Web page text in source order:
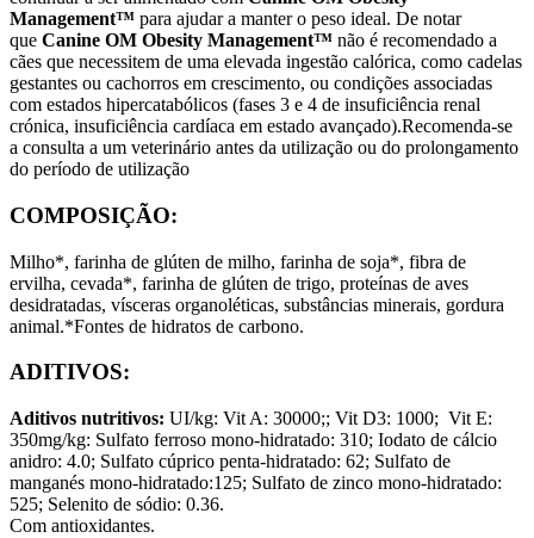
Management™ para ajudar a manter o peso ideal. De notar
que Canine OM Obesity Management™ não é recomendado a
cães que necessitem de uma elevada ingestão calórica, como cadelas
gestantes ou cachorros em crescimento, ou condições associadas
com estados hipercatabólicos (fases 3 e 4 de insuficiência renal
crónica, insuficiência cardíaca em estado avançado).Recomenda-se
a consulta a um veterinário antes da utilização ou do prolongamento
do período de utilização
COMPOSIÇÃO:
Milho*, farinha de glúten de milho, farinha de soja*, fibra de
ervilha, cevada*, farinha de glúten de trigo, proteínas de aves
desidratadas, vísceras organoléticas, substâncias minerais, gordura
animal.*Fontes de hidratos de carbono.
ADITIVOS:
Aditivos nutritivos: UI/kg: Vit A: 30000;; Vit D3: 1000; Vit E:
350mg/kg: Sulfato ferroso mono-hidratado: 310; Iodato de cálcio
anidro: 4.0; Sulfato cúprico penta-hidratado: 62; Sulfato de
manganés mono-hidratado:125; Sulfato de zinco mono-hidratado:
525; Selenito de sódio: 0.36.
Com antioxidantes.